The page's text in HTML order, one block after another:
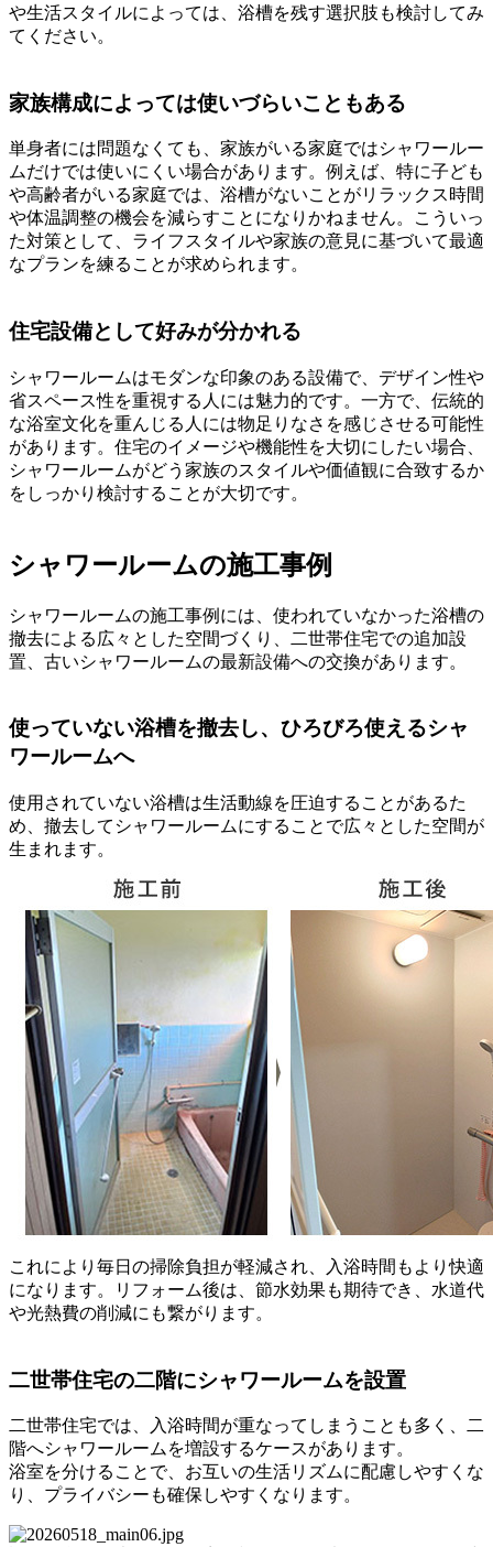
や生活スタイルによっては、浴槽を残す選択肢も検討してみ
てください。
家族構成によっては使いづらいこともある
単身者には問題なくても、家族がいる家庭ではシャワールー
ムだけでは使いにくい場合があります。例えば、特に子ども
や高齢者がいる家庭では、浴槽がないことがリラックス時間
や体温調整の機会を減らすことになりかねません。こういっ
た対策として、ライフスタイルや家族の意見に基づいて最適
なプランを練ることが求められます。
住宅設備として好みが分かれる
シャワールームはモダンな印象のある設備で、デザイン性や
省スペース性を重視する人には魅力的です。一方で、伝統的
な浴室文化を重んじる人には物足りなさを感じさせる可能性
があります。住宅のイメージや機能性を大切にしたい場合、
シャワールームがどう家族のスタイルや価値観に合致するか
をしっかり検討することが大切です。
シャワールームの施工事例
シャワールームの施工事例には、使われていなかった浴槽の
撤去による広々とした空間づくり、二世帯住宅での追加設
置、古いシャワールームの最新設備への交換があります。
使っていない浴槽を撤去し、ひろびろ使えるシャ
ワールームへ
使用されていない浴槽は生活動線を圧迫することがあるた
め、撤去してシャワールームにすることで広々とした空間が
生まれます。
これにより毎日の掃除負担が軽減され、入浴時間もより快適
になります。リフォーム後は、節水効果も期待でき、水道代
や光熱費の削減にも繋がります。
二世帯住宅の二階にシャワールームを設置
二世帯住宅では、入浴時間が重なってしまうことも多く、二
階へシャワールームを増設するケースがあります。
浴室を分けることで、お互いの生活リズムに配慮しやすくな
り、プライバシーも確保しやすくなります。